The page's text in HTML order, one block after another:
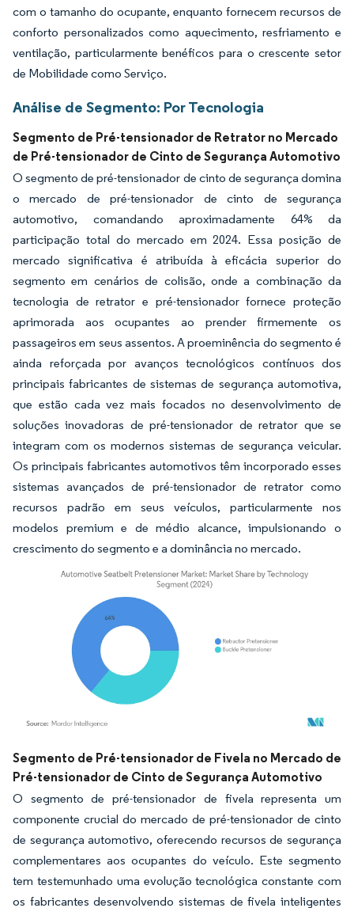
com o tamanho do ocupante, enquanto fornecem recursos de
conforto personalizados como aquecimento, resfriamento e
ventilação, particularmente benéficos para o crescente setor
de Mobilidade como Serviço.
Análise de Segmento: Por Tecnologia
Segmento de Pré-tensionador de Retrator no Mercado
de Pré-tensionador de Cinto de Segurança Automotivo
O segmento de pré-tensionador de cinto de segurança domina
o mercado de pré-tensionador de cinto de segurança
automotivo, comandando aproximadamente 64% da
participação total do mercado em 2024. Essa posição de
mercado significativa é atribuída à eficácia superior do
segmento em cenários de colisão, onde a combinação da
tecnologia de retrator e pré-tensionador fornece proteção
aprimorada aos ocupantes ao prender firmemente os
passageiros em seus assentos. A proeminência do segmento é
ainda reforçada por avanços tecnológicos contínuos dos
principais fabricantes de sistemas de segurança automotiva,
que estão cada vez mais focados no desenvolvimento de
soluções inovadoras de pré-tensionador de retrator que se
integram com os modernos sistemas de segurança veicular.
Os principais fabricantes automotivos têm incorporado esses
sistemas avançados de pré-tensionador de retrator como
recursos padrão em seus veículos, particularmente nos
modelos premium e de médio alcance, impulsionando o
crescimento do segmento e a dominância no mercado.
Imagem © Mordor Intelligence. O reuso requer atribuição conforme CC BY 4.0.
Segmento de Pré-tensionador de Fivela no Mercado de
Pré-tensionador de Cinto de Segurança Automotivo
O segmento de pré-tensionador de fivela representa um
componente crucial do mercado de pré-tensionador de cinto
de segurança automotivo, oferecendo recursos de segurança
complementares aos ocupantes do veículo. Este segmento
tem testemunhado uma evolução tecnológica constante com
os fabricantes desenvolvendo sistemas de fivela inteligentes